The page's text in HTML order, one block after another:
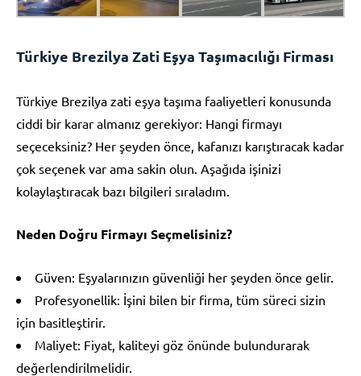
Türkiye Brezilya Zati Eşya Taşımacılığı Firması
Türkiye Brezilya zati eşya taşıma faaliyetleri konusunda
ciddi bir karar almanız gerekiyor: Hangi firmayı
seçeceksiniz? Her şeyden önce, kafanızı karıştıracak kadar
çok seçenek var ama sakin olun. Aşağıda işinizi
kolaylaştıracak bazı bilgileri sıraladım.
Neden Doğru Firmayı Seçmelisiniz?
Güven: Eşyalarınızın güvenliği her şeyden önce gelir.
Profesyonellik: İşini bilen bir firma, tüm süreci sizin
için basitleştirir.
Maliyet: Fiyat, kaliteyi göz önünde bulundurarak
değerlendirilmelidir.